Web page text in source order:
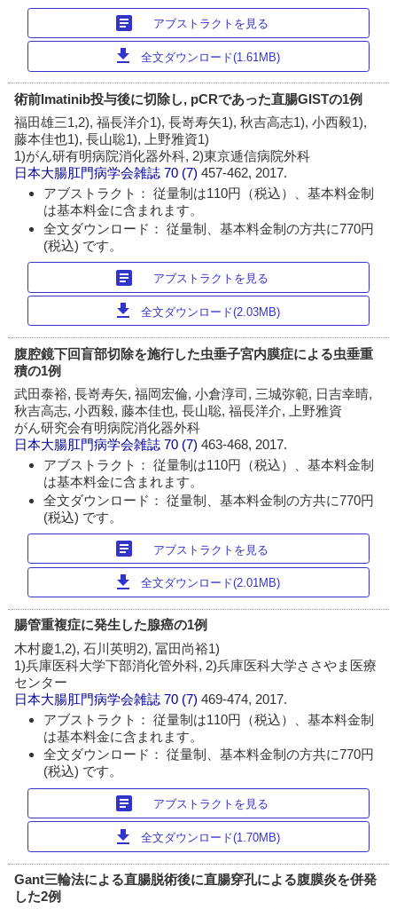
article アブストラクトを見る
download 全文ダウンロード(1.61MB)
術前Imatinib投与後に切除し, pCRであった直腸GISTの1例
福田雄三1,2), 福長洋介1), 長嵜寿矢1), 秋吉高志1), 小西毅1),
藤本佳也1), 長山聡1), 上野雅資1)
1)がん研有明病院消化器外科, 2)東京逓信病院外科
日本大腸肛門病学会雑誌 70 (7)457-462, 2017.
アブストラクト： 従量制は110円（税込）、基本料金制
は基本料金に含まれます。
全文ダウンロード： 従量制、基本料金制の方共に770円
(税込) です。
article アブストラクトを見る
download 全文ダウンロード(2.03MB)
腹腔鏡下回盲部切除を施行した虫垂子宮内膜症による虫垂重
積の1例
武田泰裕, 長嵜寿矢, 福岡宏倫, 小倉淳司, 三城弥範, 日吉幸晴,
秋吉高志, 小西毅, 藤本佳也, 長山聡, 福長洋介, 上野雅資
がん研究会有明病院消化器外科
日本大腸肛門病学会雑誌 70 (7)463-468, 2017.
アブストラクト： 従量制は110円（税込）、基本料金制
は基本料金に含まれます。
全文ダウンロード： 従量制、基本料金制の方共に770円
(税込) です。
article アブストラクトを見る
download 全文ダウンロード(2.01MB)
腸管重複症に発生した腺癌の1例
木村慶1,2), 石川英明2), 冨田尚裕1)
1)兵庫医科大学下部消化管外科, 2)兵庫医科大学ささやま医療
センター
日本大腸肛門病学会雑誌 70 (7)469-474, 2017.
アブストラクト： 従量制は110円（税込）、基本料金制
は基本料金に含まれます。
全文ダウンロード： 従量制、基本料金制の方共に770円
(税込) です。
article アブストラクトを見る
download 全文ダウンロード(1.70MB)
Gant三輪法による直腸脱術後に直腸穿孔による腹膜炎を併発
した2例